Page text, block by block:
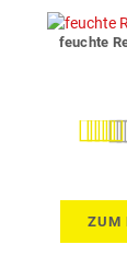
feuchte
ZUM